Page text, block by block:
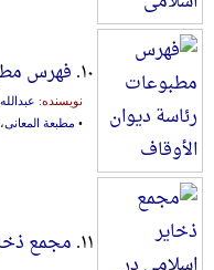
۱۰. فهرس
نویسنده:
• مطبعة المعانی
۱۱. مجمع